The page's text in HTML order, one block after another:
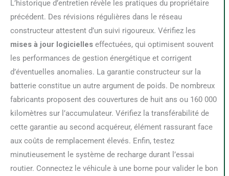
L’historique d’entretien révèle les pratiques du propriétaire
précédent. Des révisions régulières dans le réseau
constructeur attestent d’un suivi rigoureux. Vérifiez les
mises à jour logicielles effectuées, qui optimisent souvent
les performances de gestion énergétique et corrigent
d’éventuelles anomalies. La garantie constructeur sur la
batterie constitue un autre argument de poids. De nombreux
fabricants proposent des couvertures de huit ans ou 160 000
kilomètres sur l’accumulateur. Vérifiez la transférabilité de
cette garantie au second acquéreur, élément rassurant face
aux coûts de remplacement élevés. Enfin, testez
minutieusement le système de recharge durant l’essai
routier. Connectez le véhicule à une borne pour valider le bon